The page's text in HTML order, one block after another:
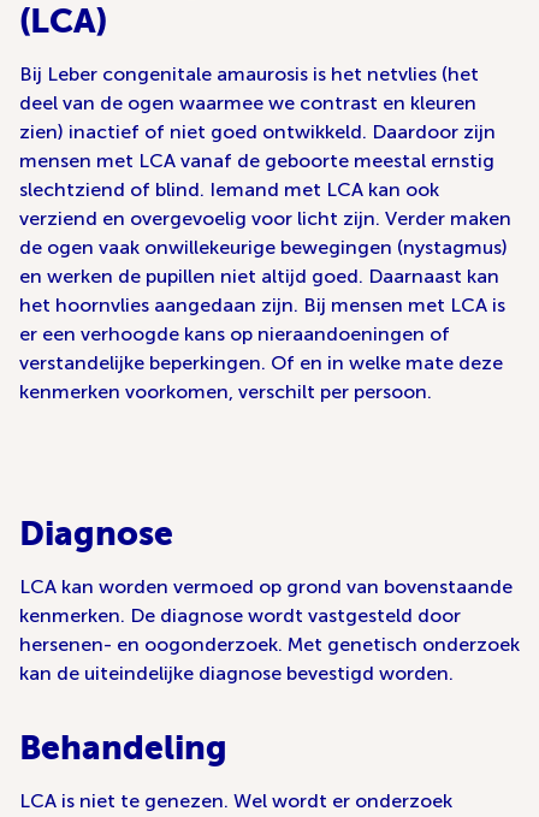
(LCA)
Bij Leber congenitale amaurosis is het netvlies (het
deel van de ogen waarmee we contrast en kleuren
zien) inactief of niet goed ontwikkeld. Daardoor zijn
mensen met LCA vanaf de geboorte meestal ernstig
slechtziend of blind. Iemand met LCA kan ook
verziend en overgevoelig voor licht zijn. Verder maken
de ogen vaak onwillekeurige bewegingen (nystagmus)
en werken de pupillen niet altijd goed. Daarnaast kan
het hoornvlies aangedaan zijn. Bij mensen met LCA is
er een verhoogde kans op nieraandoeningen of
verstandelijke beperkingen. Of en in welke mate deze
kenmerken voorkomen, verschilt per persoon.
Diagnose
LCA kan worden vermoed op grond van bovenstaande
kenmerken. De diagnose wordt vastgesteld door
hersenen- en oogonderzoek. Met genetisch onderzoek
kan de uiteindelijke diagnose bevestigd worden.
Behandeling
LCA is niet te genezen. Wel wordt er onderzoek